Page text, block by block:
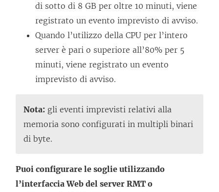
di sotto di 8 GB per oltre 10 minuti, viene
registrato un evento imprevisto di avviso.
Quando l’utilizzo della CPU per l’intero
server è pari o superiore all’80% per 5
minuti, viene registrato un evento
imprevisto di avviso.
Nota: gli eventi imprevisti relativi alla
memoria sono configurati in multipli binari
di byte.
Puoi configurare le soglie utilizzando
l’interfaccia Web del server RMT o